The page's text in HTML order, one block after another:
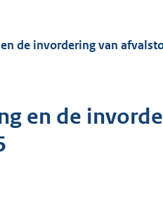
de invordering van
en de